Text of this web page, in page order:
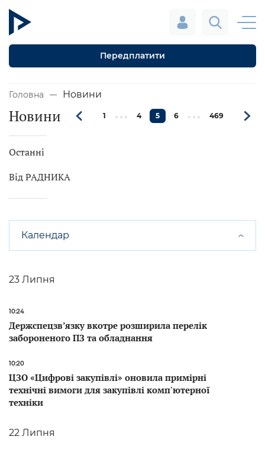
Передплатити
Головна Новини
Новини 1 4 5 6 469
Останні
Від РАДНИКА
Календар
23 Липня
10:24
Держспецзв’язку вкотре розширила перелік
забороненого ПЗ та обладнання
10:20
ЦЗО «Цифрові закупівлі» оновила примірні
технічні вимоги для закупівлі комп'ютерної
техніки
22 Липня